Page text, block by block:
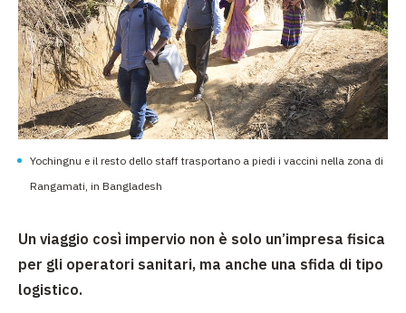
Yochingnu e il resto dello staff trasportano a piedi i vaccini nella zona di
Rangamati, in Bangladesh
Un viaggio così impervio non è solo un’impresa fisica
per gli operatori sanitari, ma anche una sfida di tipo
logistico.